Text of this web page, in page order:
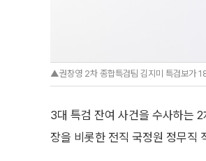
▲권창영 2차 종합특검팀 김지미 특검보가
3대 특검 잔여 사건을 수사하는
장을 비롯한 전직 국정원 정무직